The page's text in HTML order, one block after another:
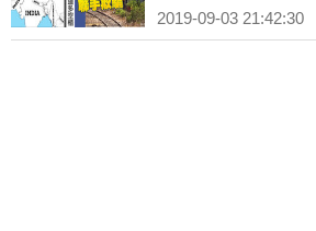
2019-09-03 21:42:30